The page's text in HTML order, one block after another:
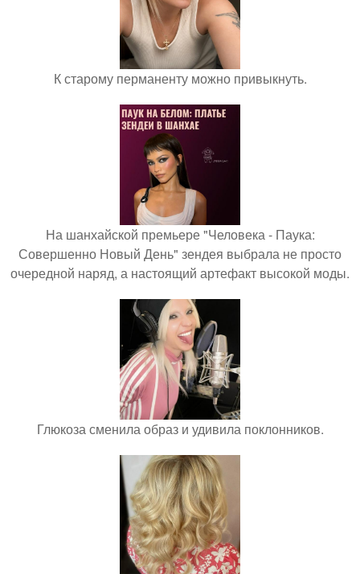
К старому перманенту можно привыкнуть.
На шанхайской премьере "Человека - Паука:
Совершенно Новый День" зендея выбрала не просто
очередной наряд, а настоящий артефакт высокой моды.
Глюкоза сменила образ и удивила поклонников.